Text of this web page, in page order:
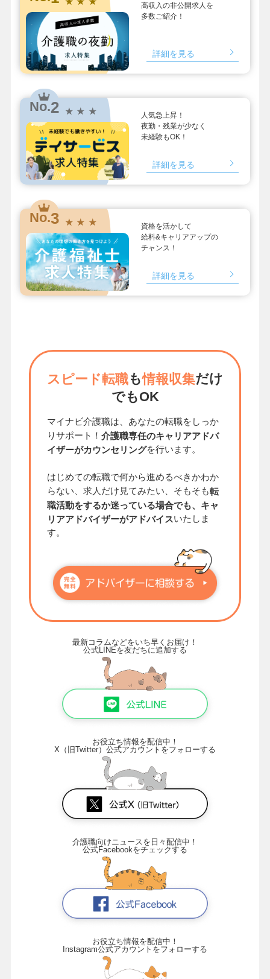
高収入の非公開求人を
多数ご紹介！
詳細を見る
No.2 ★ ★ ★
人気急上昇！
夜勤・残業が少なく
未経験もOK！
詳細を見る
No.3 ★ ★ ★
資格を活かして
給料&キャリアアップの
チャンス！
詳細を見る
スピード転職も情報収集だけ
でもOK
マイナビ介護職は、あなたの転職をしっか
りサポート！ 介護職専任のキャリアアドバ
イザーがカウンセリングを行います。
はじめての転職で何から進めるべきかわか
らない、求人だけ見てみたい、そもそも転
職活動をするか迷っている場合でも、キャ
リアアドバイザーがアドバイスいたしま
す。
最新コラムなどをいち早くお届け！
公式LINEを友だちに追加する
お役立ち情報を配信中！
X（旧Twitter）公式アカウントをフォローする
介護職向けニュースを日々配信中！
公式Facebookをチェックする
お役立ち情報を配信中！
Instagram公式アカウントをフォローする